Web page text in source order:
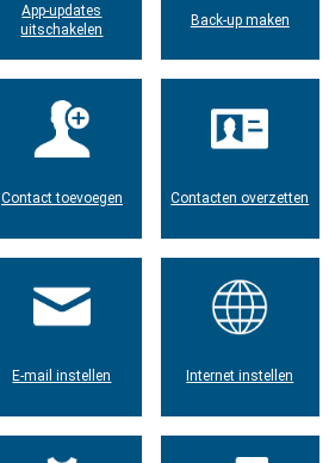
App-updates
uitschakelen
Back-up maken
Contact toevoegen Contacten overzetten
E-mail instellen Internet instellen